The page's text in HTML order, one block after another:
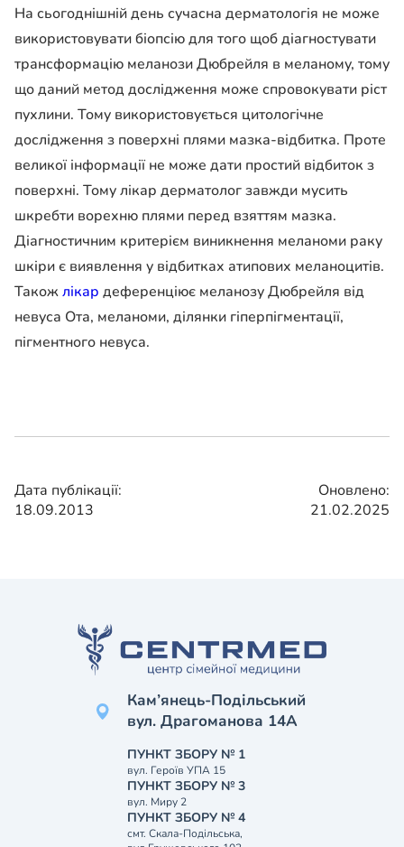
На сьогоднішній день сучасна дерматологія не може
використовувати біопсію для того щоб діагностувати
трансформацію меланози Дюбрейля в меланому, тому
що даний метод дослідження може спровокувати ріст
пухлини. Тому використовується цитологічне
дослідження з поверхні плями мазка-відбитка. Проте
великої інформації не може дати простий відбиток з
поверхні. Тому лікар дерматолог завжди мусить
шкребти ворехню плями перед взяттям мазка.
Діагностичним критерієм виникнення меланоми раку
шкіри є виявлення у відбитках атипових меланоцитів.
Такожлікар деференціює меланозу Дюбрейля від
невуса Ота, меланоми, ділянки гіперпігментації,
пігментного невуса.
Дата публікації:
18.09.2013
Оновлено:
21.02.2025
Кам’янець-Подільський
вул. Драгоманова 14А
ПУНКТ ЗБОРУ № 1
вул. Героїв УПА 15
ПУНКТ ЗБОРУ № 3
вул. Миру 2
ПУНКТ ЗБОРУ № 4
смт. Скала-Подільська,